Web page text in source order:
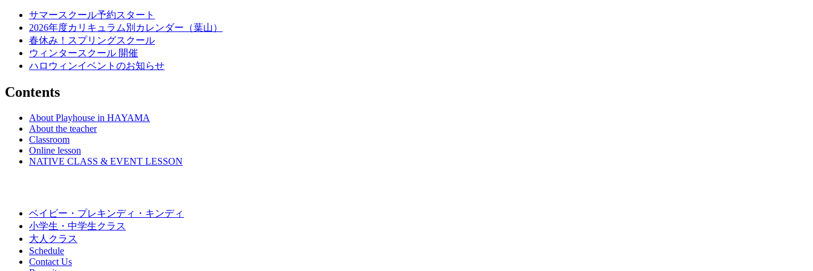
サマースクール予約スタート
2026年度カリキュラム別カレンダー（葉山）
春休み！スプリングスクール
ウィンタースクール 開催
ハロウィンイベントのお知らせ
Contents
About Playhouse in HAYAMA
About the teacher
Classroom
Online lesson
NATIVE CLASS & EVENT LESSON
ベイビー・プレキンディ・キンディ
小学生・中学生クラス
大人クラス
Schedule
Contact Us